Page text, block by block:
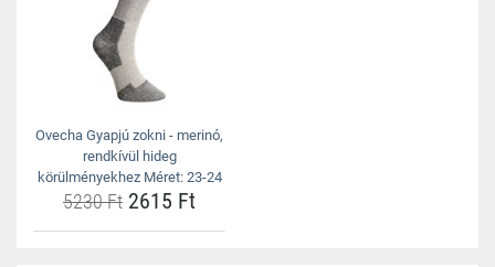
Ovecha Gyapjú zokni - merinó,
rendkívül hideg
körülményekhez Méret: 23-24
5230 Ft 2615 Ft